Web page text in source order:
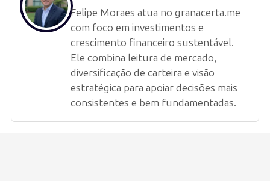
Felipe Moraes atua no granacerta.me
com foco em investimentos e
crescimento financeiro sustentável.
Ele combina leitura de mercado,
diversificação de carteira e visão
estratégica para apoiar decisões mais
consistentes e bem fundamentadas.